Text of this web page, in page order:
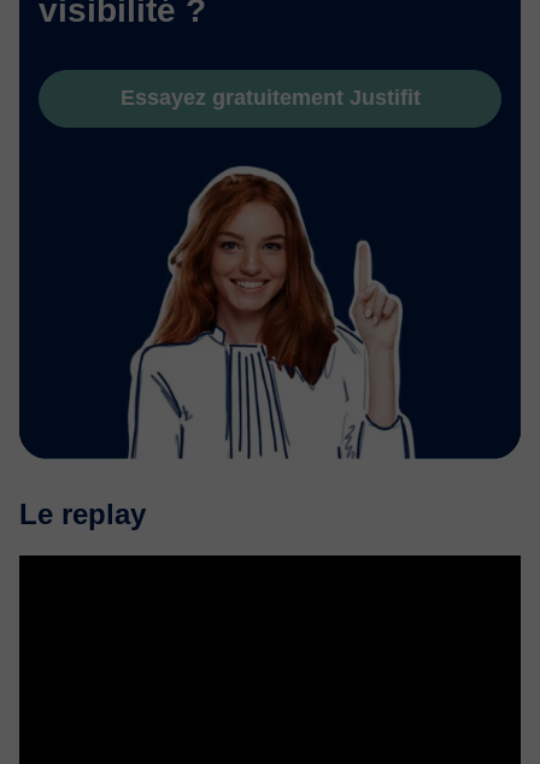
visibilité ?
Essayez gratuitement Justifit
Le replay